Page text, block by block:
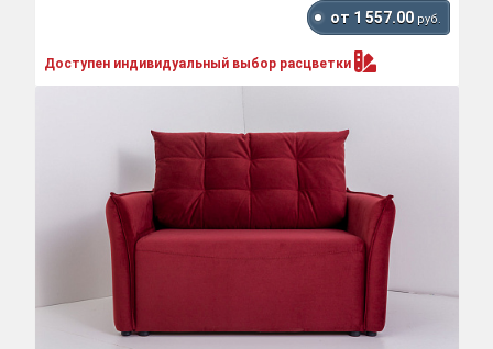
от 1 557.00 руб.
Доступен индивидуальный выбор расцветки